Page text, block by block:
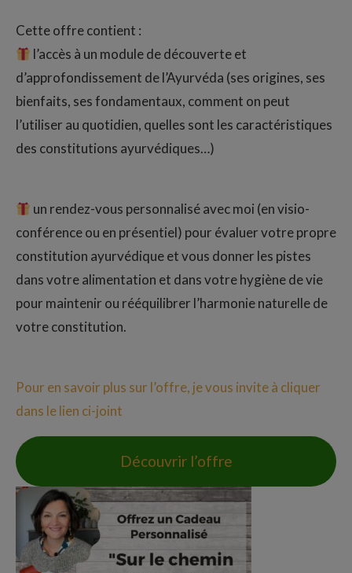
Cette offre contient :
l’accès à un module de découverte et
d’approfondissement de l’Ayurvéda (ses origines, ses
bienfaits, ses fondamentaux, comment on peut
l’utiliser au quotidien, quelles sont les caractéristiques
des constitutions ayurvédiques…)
un rendez-vous personnalisé avec moi (en visio-
conférence ou en présentiel) pour évaluer votre propre
constitution ayurvédique et vous donner les pistes
dans votre alimentation et dans votre hygiène de vie
pour maintenir ou rééquilibrer l’harmonie naturelle de
votre constitution.
Pour en savoir plus sur l’offre, je vous invite à cliquer
dans le lien ci-joint
Découvrir l’offre